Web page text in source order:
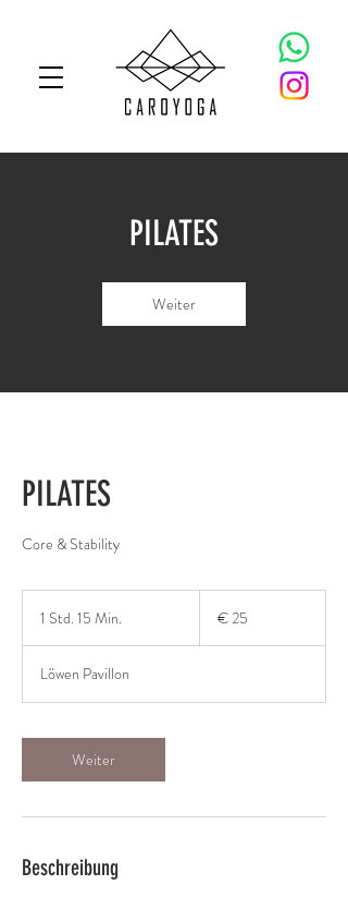
PILATES
Weiter
PILATES
Core & Stability
1 Std. 15 Min.
d
1
M
n
€ 25
Löwen Pavillon
Weiter
Beschreibung